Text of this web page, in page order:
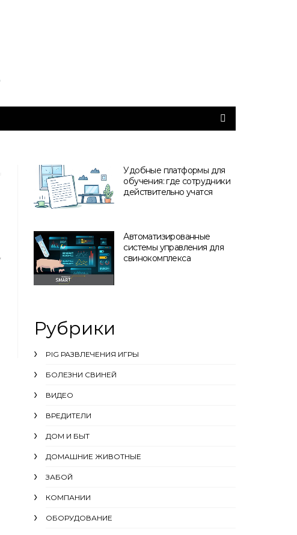
Удобные платформы для
обучения: где сотрудники
действительно учатся
Автоматизированные
системы управления для
свинокомплекса
Рубрики
PIG РАЗВЛЕЧЕНИЯ ИГРЫ
БОЛЕЗНИ СВИНЕЙ
ВИДЕО
ВРЕДИТЕЛИ
ДОМ И БЫТ
ДОМАШНИЕ ЖИВОТНЫЕ
ЗАБОЙ
КОМПАНИИ
ОБОРУДОВАНИЕ